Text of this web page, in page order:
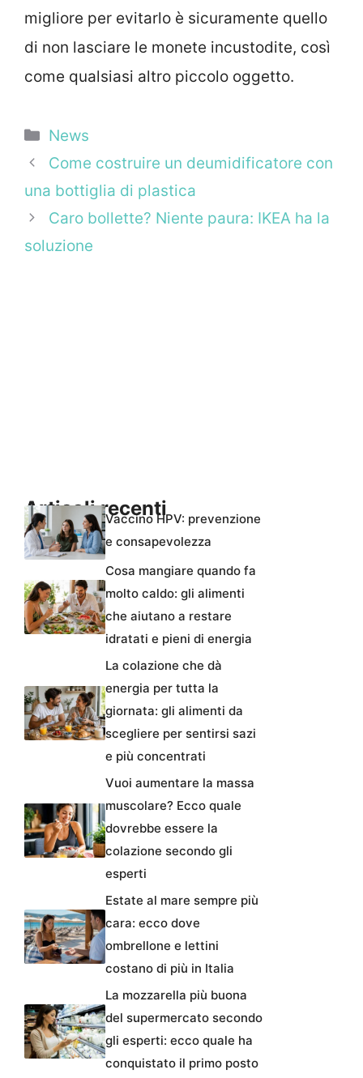
migliore per evitarlo è sicuramente quello
di non lasciare le monete incustodite, così
come qualsiasi altro piccolo oggetto.
Categorie
News
Come costruire un deumidificatore con
una bottiglia di plastica
Caro bollette? Niente paura: IKEA ha la
soluzione
Articoli recentiVaccino HPV: prevenzione
e consapevolezza
Cosa mangiare quando fa
molto caldo: gli alimenti
che aiutano a restare
idratati e pieni di energia
La colazione che dà
energia per tutta la
giornata: gli alimenti da
scegliere per sentirsi sazi
e più concentrati
Vuoi aumentare la massa
muscolare? Ecco quale
dovrebbe essere la
colazione secondo gli
esperti
Estate al mare sempre più
cara: ecco dove
ombrellone e lettini
costano di più in Italia
La mozzarella più buona
del supermercato secondo
gli esperti: ecco quale ha
conquistato il primo posto